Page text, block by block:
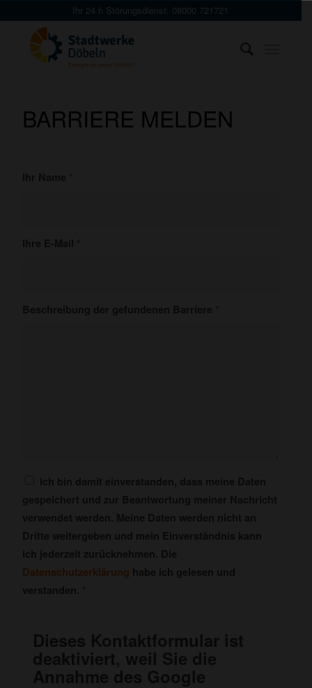
to
Content
Ihr 24 h Störungsdienst: 08000 721721
BARRIERE MELDEN
*
*
*
Datenschutzerklärung
*